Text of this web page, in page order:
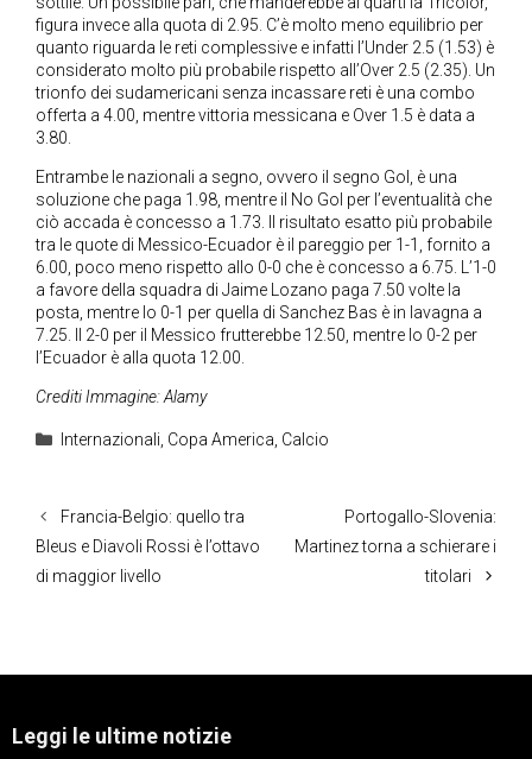
figura invece alla quota di 2.95. C’è molto meno equilibrio per
quanto riguarda le reti complessive e infatti l’Under 2.5 (1.53) è
considerato molto più probabile rispetto all’Over 2.5 (2.35). Un
trionfo dei sudamericani senza incassare reti è una combo
offerta a 4.00, mentre vittoria messicana e Over 1.5 è data a
3.80.
Entrambe le nazionali a segno, ovvero il segno Gol, è una
soluzione che paga 1.98, mentre il No Gol per l’eventualità che
ciò accada è concesso a 1.73. Il risultato esatto più probabile
tra le quote di Messico-Ecuador è il pareggio per 1-1, fornito a
6.00, poco meno rispetto allo 0-0 che è concesso a 6.75. L’1-0
a favore della squadra di Jaime Lozano paga 7.50 volte la
posta, mentre lo 0-1 per quella di Sanchez Bas è in lavagna a
7.25. Il 2-0 per il Messico frutterebbe 12.50, mentre lo 0-2 per
l’Ecuador è alla quota 12.00.
Crediti Immagine: Alamy
Categorie
Internazionali, Copa America, Calcio
Francia-Belgio: quello tra
Bleus e Diavoli Rossi è l’ottavo
di maggior livello
Portogallo-Slovenia:
Martinez torna a schierare i
titolari
Leggi le ultime notizie